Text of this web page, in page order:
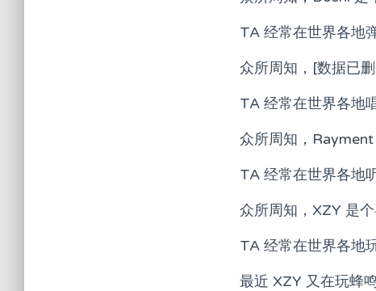
TA 经常在世界各地
众所周知，[数据已
TA 经常在世界各地
众所周知，Rayment
TA 经常在世界各地
众所周知，XZY 是个
TA 经常在世界各地
最近 XZY 又在玩蜂